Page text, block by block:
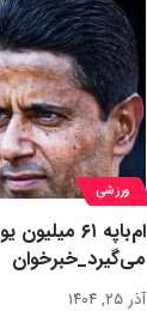
ورزشی
ام‌باپه ۶۱
می‌گیرد_خبرخوان
آذر ۲۵, ۱۴۰۴